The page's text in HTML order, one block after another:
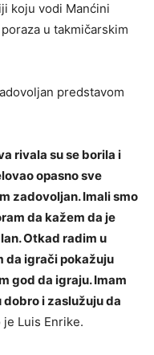
koju vodi Manćini
u takmičarskim
predstavom
rivala su se borila i
opasno sve
zadovoljan. Imali smo
da kažem da je
Otkad radim u
da igrači pokažuju
god da igraju. Imam
i zaslužuju da
je Luis Enrike.